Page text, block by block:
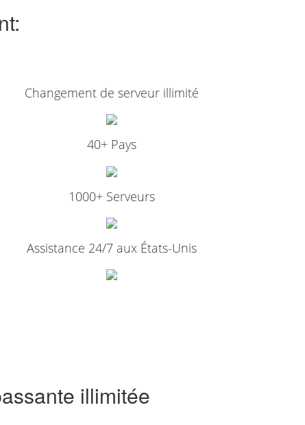
Changement de serveur illimité
40+ Pays
1000+ Serveurs
Assistance 24/7 aux États-Unis
illimitée